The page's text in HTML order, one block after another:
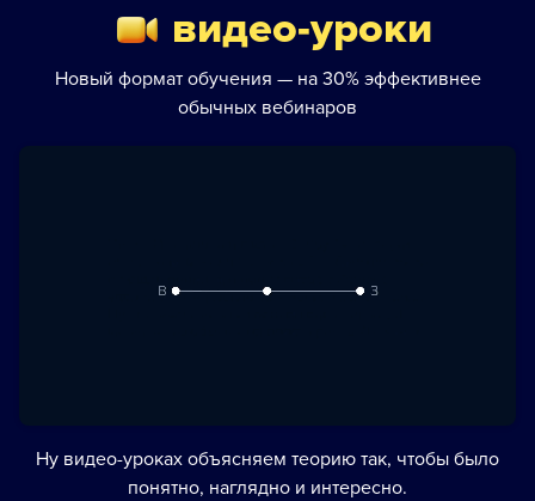
видео-уроки
Новый формат обучения — на 30% эффективнее
обычных вебинаров
Ну видео-уроках объясняем теорию так, чтобы было
понятно, наглядно и интересно.